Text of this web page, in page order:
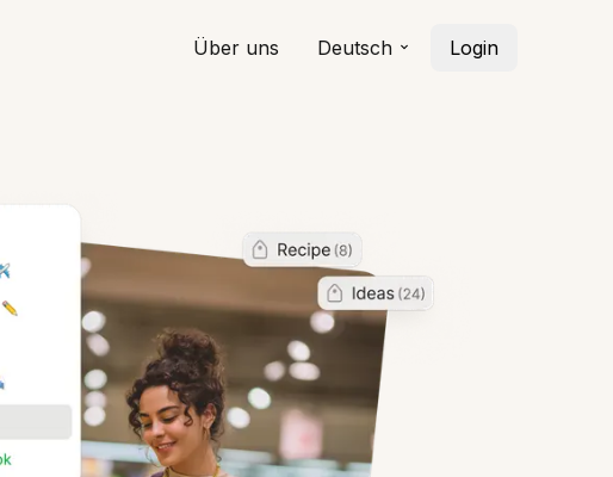
Über uns Deutsch Login